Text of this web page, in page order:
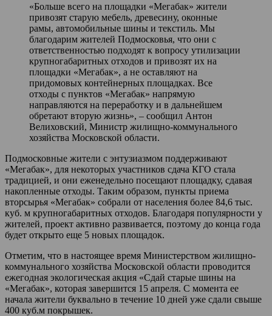
«Больше всего на площадки «Мегабак» жители
привозят старую мебель, древесину, оконные
рамы, автомобильные шины и текстиль. Мы
благодарим жителей Подмосковья, что они с
ответственностью подходят к вопросу утилизации
крупногабаритных отходов и привозят их на
площадки «Мегабак», а не оставляют на
придомовых контейнерных площадках. Все
отходы с пунктов «Мегабак» напрямую
направляются на переработку и в дальнейшем
обретают вторую жизнь», – сообщил Антон
Велиховский, Министр жилищно-коммунального
хозяйства Московской области.
Подмосковные жители с энтузиазмом поддерживают
«Мегабак», для некоторых участников сдача КГО стала
традицией, и они еженедельно посещают площадку, сдавая
накопленные отходы. Таким образом, пункты приема
вторсырья «Мегабак» собрали от населения более 84,6 тыс.
куб. м крупногабаритных отходов. Благодаря популярности у
жителей, проект активно развивается, поэтому до конца года
будет открыто еще 5 новых площадок.
Отметим, что в настоящее время Министерством жилищно-
коммунального хозяйства Московской области проводится
ежегодная экологическая акция «Сдай старые шины на
«Мегабак», которая завершится 15 апреля. С момента ее
начала жители буквально в течение 10 дней уже сдали свыше
400 куб.м покрышек.